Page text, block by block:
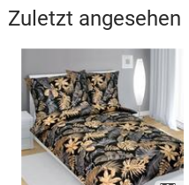
Zuletzt angesehen